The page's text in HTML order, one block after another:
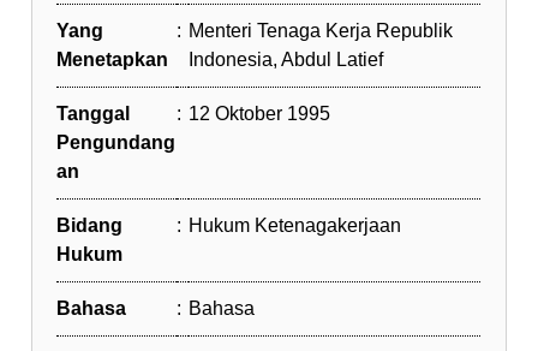
Yang
Menetapkan
: Menteri Tenaga Kerja Republik
Indonesia, Abdul Latief
Tanggal
Pengundang
an
: 12 Oktober 1995
Bidang
Hukum
: Hukum Ketenagakerjaan
Bahasa : Bahasa